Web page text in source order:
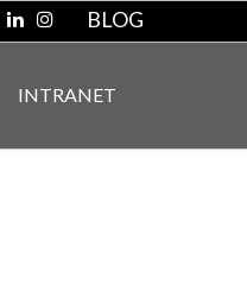
BLOG
INTRANET